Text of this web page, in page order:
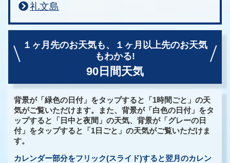
礼文島
１ヶ月先のお天気も、
１ヶ月以上先のお天気
もわかる!
90日間天気
背景が「緑色の日付」をタップすると「1時間ごと」の天
気がご覧いただけます。また、背景が「白色の日付」をタ
ップすると「日中と夜間」の天気、背景が「グレーの日
付」をタップすると「1日ごと」の天気がご覧いただけま
す。
カレンダー部分をフリック(スライド)すると翌月のカレン